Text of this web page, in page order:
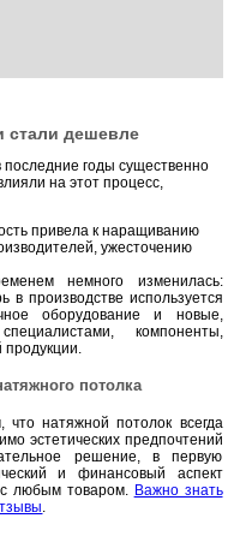
стали дешевле
последние годы существенно
на этот процесс,
привела к наращиванию
ужесточению
немного изменилась:
производстве используется
оборудование и новые,
компоненты,
продукции.
потолка
натяжной потолок всегда
эстетических предпочтений
решение, в первую
и финансовый аспект
с любым товаром. Важно знать
.